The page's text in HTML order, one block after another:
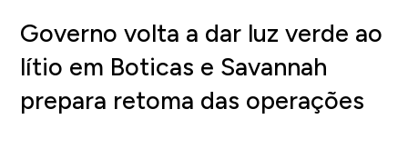
Governo volta a dar luz verde ao
lítio em Boticas e Savannah
prepara retoma das operações